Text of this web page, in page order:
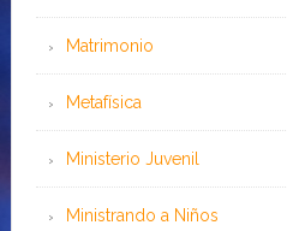
Matrimonio
Metafísica
Ministerio Juvenil
Ministrando a Niños